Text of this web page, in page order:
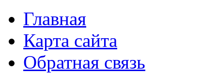
Главная
Карта сайта
Обратная связь